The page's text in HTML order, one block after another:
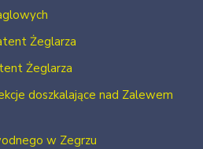
Żeglarza
Żeglarza
doszkalające nad Zalewem
w Zegrzu